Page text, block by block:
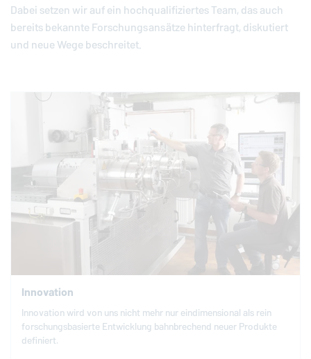
Dabei setzen wir auf ein hochqualifiziertes Team, das auch
bereits bekannte Forschungsansätze hinterfragt, diskutiert
und neue Wege beschreitet.
Innovation
Innovation wird von uns nicht mehr nur eindimensional als rein
forschungsbasierte Entwicklung bahnbrechend neuer Produkte
definiert.